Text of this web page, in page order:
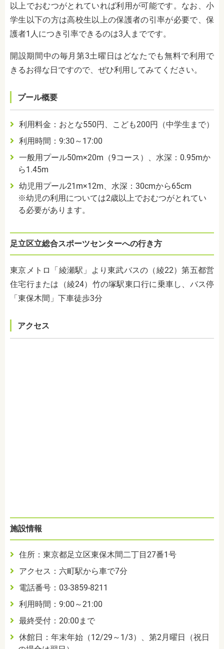
以上でおむつがとれていれば利用が可能です。なお、小
学生以下の方は高校生以上の保護者の引率が必要で、保
護者1人につき引率できるのは3人までです。
開設期間中の毎月第3土曜日はどなたでも無料で利用で
きるお得な日ですので、ぜひ利用してみてください。
プール概要
利用料金：おとな550円、こども200円（中学生まで）
利用時間：9:30～17:00
一般用プール50m×20m（9コース）、水深：0.95mか
ら1.45m
幼児用プール21m×12m、水深：30cmから65cm
※幼児の利用については2歳以上でおむつがとれてい
る必要があります。
足立区立総合スポーツセンターへの行き方
東京メトロ「綾瀬駅」より東武バスの（綾22）第五都営
住宅行または（綾24）竹の塚駅東口行に乗車し、バス停
「東保木間」下車徒歩3分
アクセス
施設情報
住所：東京都足立区東保木間二丁目27番1号
アクセス：六町駅から車で7分
電話番号： 03-3859-8211
利用時間：9:00～21:00
最終受付： 20:00まで
休館日：年末年始（12/29～1/3）、第2月曜日（祝日